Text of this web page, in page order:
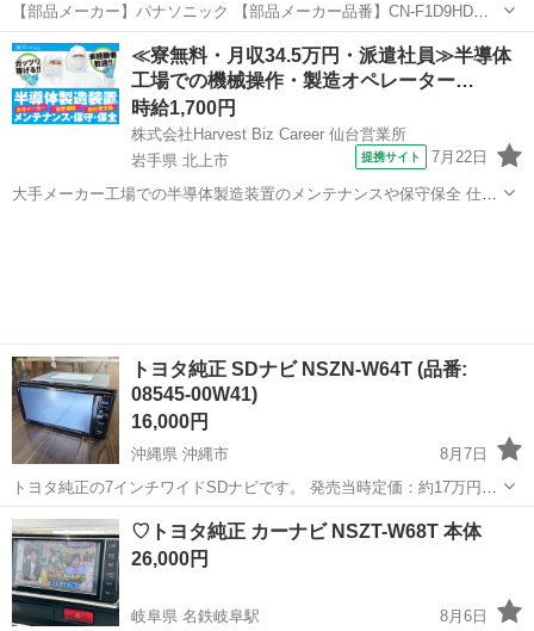
【部品メーカー】パナソニック 【部品メーカー品番】CN-F1D9HD
【商品説明】 ◆社外,DVD,CD,HDMI,メモリー,Bluetooth,フルセグ,SD
カード,マイク付,2DIN,ハーネス付,9インチ,取説...
北海道 石狩市 カーナビ、テレビ フルセグ
≪寮無料・月収34.5万円・派遣社員≫半導体
工場での機械操作・製造オペレーター…
時給1,700円
株式会社Harvest Biz Career 仙台営業所
岩手県 北上市
提携サイト 7月22日
大手メーカー工場での半導体製造装置のメンテナンスや保守保全 仕事
トヨタ純正 SDナビ NSZN-W64T (品番:
08545-00W41)
16,000円
沖縄県 沖縄市
8月7日
トヨタ純正の7インチワイドSDナビです。 発売当時定価：約17万円の
高級モデルです！ 実働車からの取り外しで、外す直前まで問題なく正
常に動作しておりました。 画面やパネルに目立つ傷や汚れはなく、全
体的に非常に綺麗な状態で...
沖縄 沖縄市 カーナビ、テレビ
♡トヨタ純正 カーナビ NSZT-W68T 本体
26,000円
岐阜県 名鉄岐阜駅 8月6日